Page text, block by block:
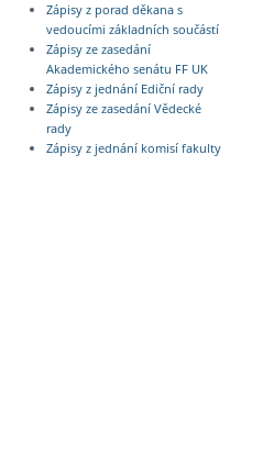
Zápisy z porad děkana s
vedoucími základních součástí
Zápisy ze zasedání
Akademického senátu FF UK
Zápisy z jednání Ediční rady
Zápisy ze zasedání Vědecké
rady
Zápisy z jednání komisí fakulty